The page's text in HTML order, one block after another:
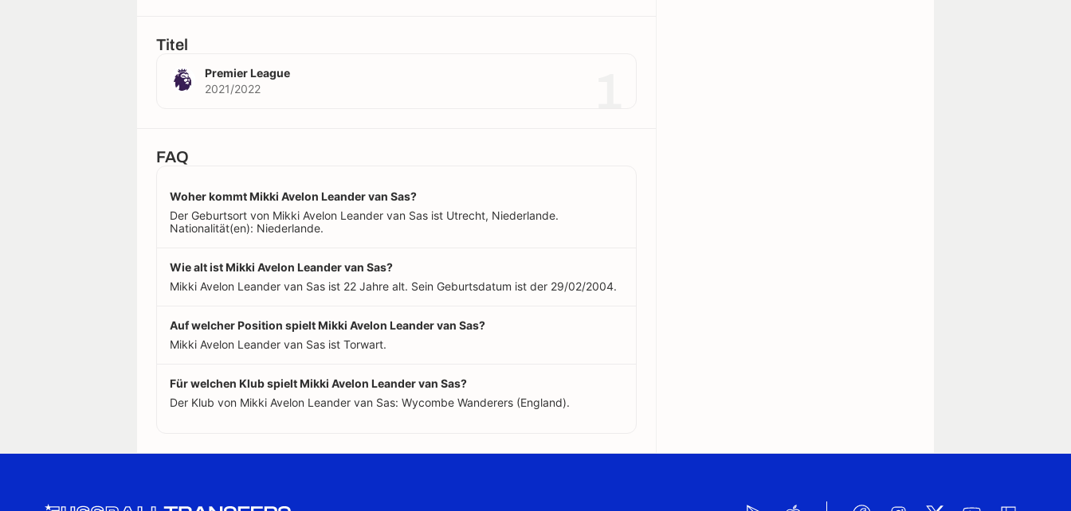
Titel
Premier League
2021/2022
FAQ
Woher kommt Mikki Avelon Leander van Sas?
Der Geburtsort von Mikki Avelon Leander van Sas ist Utrecht, Niederlande.
Nationalität(en): Niederlande.
Wie alt ist Mikki Avelon Leander van Sas?
Mikki Avelon Leander van Sas ist 22 Jahre alt. Sein Geburtsdatum ist der 29/02/2004.
Auf welcher Position spielt Mikki Avelon Leander van Sas?
Mikki Avelon Leander van Sas ist Torwart.
Für welchen Klub spielt Mikki Avelon Leander van Sas?
Der Klub von Mikki Avelon Leander van Sas: Wycombe Wanderers (England).